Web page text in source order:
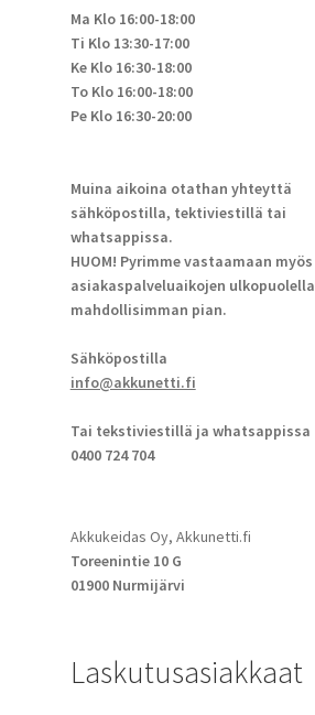
Ma Klo 16:00-18:00
Ti Klo 13:30-17:00
Ke Klo 16:30-18:00
To Klo 16:00-18:00
Pe Klo 16:30-20:00
Muina aikoina otathan yhteyttä
sähköpostilla, tektiviestillä tai
whatsappissa.
HUOM! Pyrimme vastaamaan myös
asiakaspalveluaikojen ulkopuolella
mahdollisimman pian.
Sähköpostilla
info@akkunetti.fi
Tai tekstiviestillä ja whatsappissa
0400 724 704
Akkukeidas Oy, Akkunetti.fi
Toreenintie 10 G
01900 Nurmijärvi
Laskutusasiakkaat